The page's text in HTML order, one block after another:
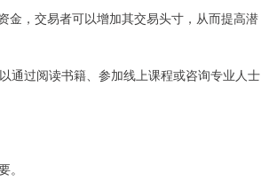
金，交易者可以增加其交易头寸，从而提高潜
通过阅读书籍、参加线上课程或咨询专业人士